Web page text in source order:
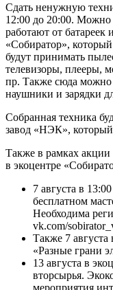
Сдать ненужную
12:00 до 20:00.
работают от батареек
«Собиратор»,
будут принимать
телевизоры, плееры,
пр. Также сюда можно
наушники и зарядки
Собранная техника
завод «НЭК», который
Также в рамках
в экоцентре
7 августа в
бесплатном
Необходима
vk.com/
Также 7
«Разные грани
13 августа в
вторсырья.
мероприятия